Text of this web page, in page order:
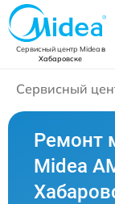
Сервисный центр Mideaв
Хабаровске
Сервисный
Ремонт
Midea